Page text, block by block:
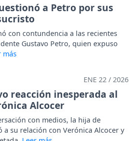
a Petro por sus
con contundencia a las recientes
Gustavo Petro, quien expuso
ENE 22 / 2026
reacción inesperada al
Alcocer
con medios, la hija de
a su relación con Verónica Alcocer y